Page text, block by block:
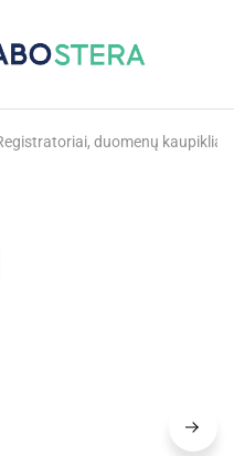
duomenų kaupikliai